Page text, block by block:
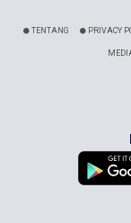
TENTANG PRIVACY